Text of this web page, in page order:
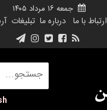
جمعه ۱۶ مرداد ۱۴۰۵
ارتباط با ما درباره ما تبلیغات